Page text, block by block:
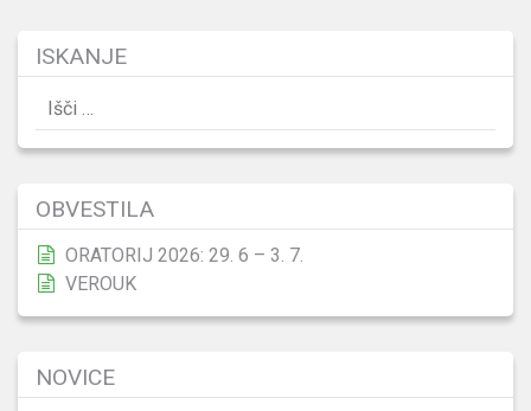
ISKANJE
Išči:
OBVESTILA
ORATORIJ 2026: 29. 6 – 3. 7.
VEROUK
NOVICE